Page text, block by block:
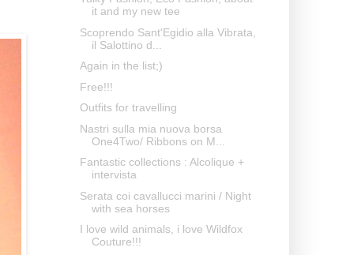
it and my new tee
Scoprendo Sant'Egidio alla Vibrata,
il Salottino d...
Again in the list;)
Free!!!
Outfits for travelling
Nastri sulla mia nuova borsa
One4Two/ Ribbons on M...
Fantastic collections : Alcolique +
intervista
Serata coi cavallucci marini / Night
with sea horses
I love wild animals, i love Wildfox
Couture!!!